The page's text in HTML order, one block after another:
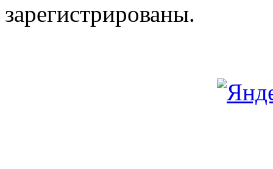
зарегистрированы.